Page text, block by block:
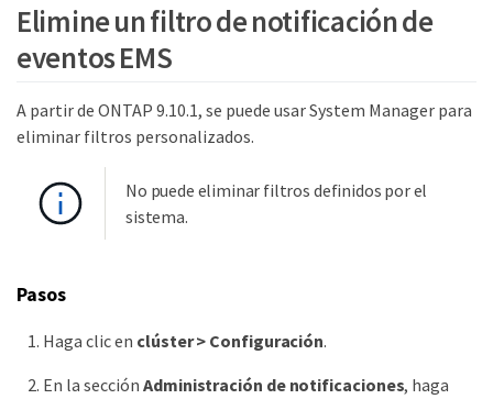
Elimine un filtro de notificación de
eventos EMS
A partir de ONTAP 9.10.1, se puede usar System Manager para
eliminar filtros personalizados.
No puede eliminar filtros definidos por el
sistema.
Pasos
Haga clic en clúster > Configuración.
En la sección Administración de notificaciones, haga